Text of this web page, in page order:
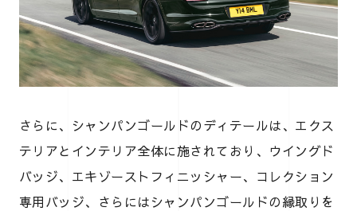
さらに、シャンパンゴールドのディテールは、エクス
テリアとインテリア全体に施されており、ウイングド
バッジ、エキゾーストフィニッシャー、コレクション
専用バッジ、さらにはシャンパンゴールドの縁取りを